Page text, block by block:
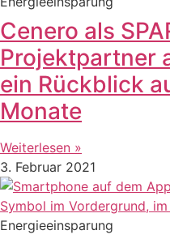
Cenero als
Projektpartner
ein Rückblick
Monate
Weiterlesen »
3. Februar 2021
Energieeinsparung